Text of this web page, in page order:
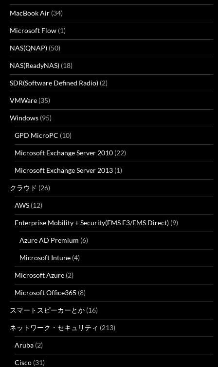
MacBook Air (34)
Microsoft Flow (1)
NAS(QNAP) (50)
NAS(ReadyNAS) (18)
SDR(Software Defined Radio) (2)
VMWare (35)
Windows (95)
GPD MicroPC (10)
Microsoft Exchange Server 2010 (22)
Microsoft Exchange Server 2013 (1)
クラウド (26)
AWS (12)
Enterprise Mobility + Security(EMS E3/EMS Direct) (9)
Azure AD Premium (6)
Microsoft Intune (4)
Microsoft Azure (2)
Microsoft Office365 (8)
スマートスピーカーとか (16)
ネットワーク・セキュリティ (213)
Aruba (2)
Cisco (31)